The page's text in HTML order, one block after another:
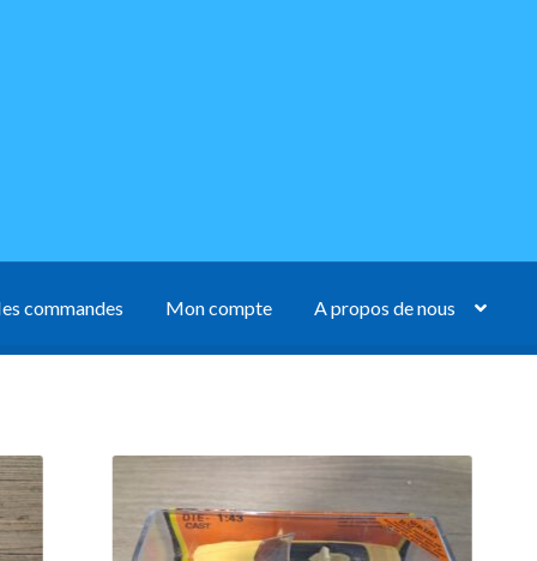
commandes Mon compte A propos de nous